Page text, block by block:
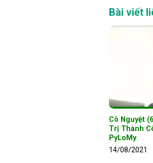
Bài viết
Cô Nguyệt
Trị Thành
PyLoMy
14/08/2021